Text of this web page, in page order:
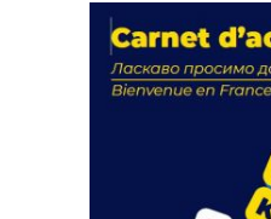
actions
18 septembre 2023
FEUILLETER